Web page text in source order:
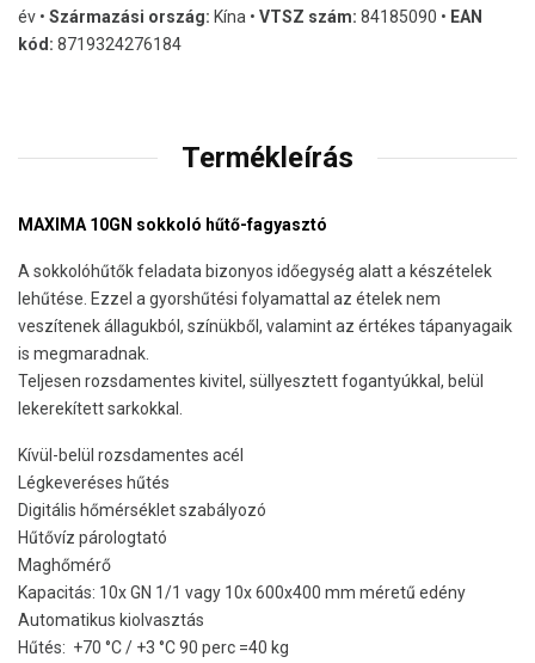
év • Származási ország: Kína • VTSZ szám: 84185090 • EAN
kód: 8719324276184
Termékleírás
MAXIMA 10GN sokkoló hűtő-fagyasztó
A sokkolóhűtők feladata bizonyos időegység alatt a készételek
lehűtése. Ezzel a gyorshűtési folyamattal az ételek nem
veszítenek állagukból, színükből, valamint az értékes tápanyagaik
is megmaradnak.
Teljesen rozsdamentes kivitel, süllyesztett fogantyúkkal, belül
lekerekített sarkokkal.
Kívül-belül rozsdamentes acél
Légkeveréses hűtés
Digitális hőmérséklet szabályozó
Hűtővíz párologtató
Maghőmérő
Kapacitás: 10x GN 1/1 vagy 10x 600x400 mm méretű edény
Automatikus kiolvasztás
Hűtés: +70 °C / +3 °C 90 perc =40 kg